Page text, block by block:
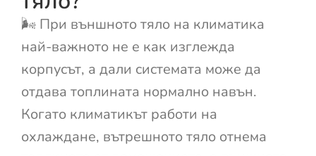
🌬️ При външното тяло на климатика
най-важното не е как изглежда
корпусът, а дали системата може да
отдава топлината нормално навън.
Когато климатикът работи на
охлаждане, вътрешното тяло отнема